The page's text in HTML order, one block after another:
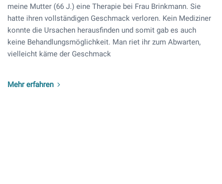
meine Mutter (66 J.) eine Therapie bei Frau Brinkmann. Sie
hatte ihren vollständigen Geschmack verloren. Kein Mediziner
konnte die Ursachen herausfinden und somit gab es auch
keine Behandlungsmöglichkeit. Man riet ihr zum Abwarten,
vielleicht käme der Geschmack
Mehr erfahren